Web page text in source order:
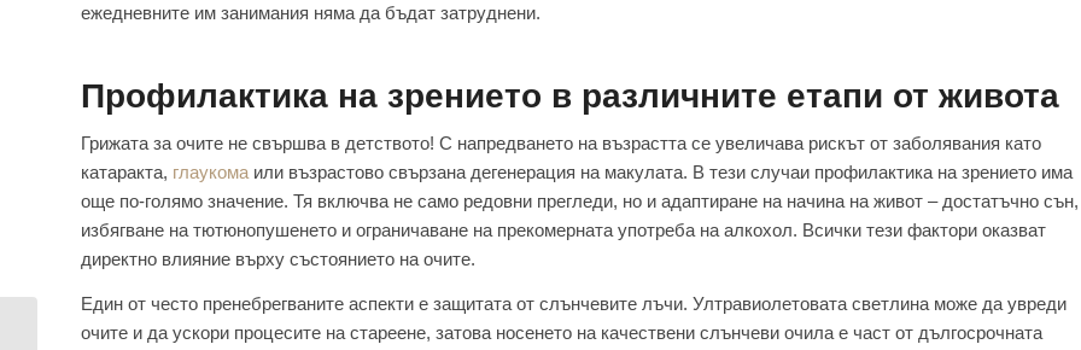
ежедневните им занимания няма да бъдат затруднени.
Профилактика на зрението в различните етапи от живота
Грижата за очите не свършва в детството! С напредването на възрастта се увеличава рискът от заболявания като
катаракта, глаукома или възрастово свързана дегенерация на макулата. В тези случаи профилактика на зрението има
още по-голямо значение. Тя включва не само редовни прегледи, но и адаптиране на начина на живот – достатъчно сън,
избягване на тютюнопушенето и ограничаване на прекомерната употреба на алкохол. Всички тези фактори оказват
директно влияние върху състоянието на очите.
Един от често пренебрегваните аспекти е защитата от слънчевите лъчи. Ултравиолетовата светлина може да увреди
очите и да ускори процесите на стареене, затова носенето на качествени слънчеви очила е част от дългосрочната